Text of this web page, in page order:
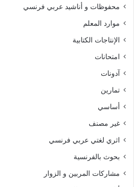
محفوظات و أناشيد عربي فرنسي
موارد المعلم
الإنتاجات الكتابية
امتحانات
آدونات
تمارين
أساسي
غير مصنف
اثري لغتي عربي فرنسي
بحوث بالفرنسية
مشاركات المربين و الزوار